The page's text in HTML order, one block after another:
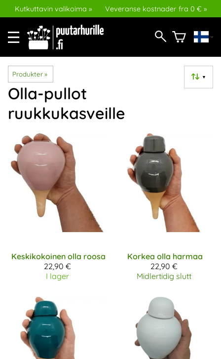
Kutkuttavin valikoima » Veveranse kostnader fra 0 € »
Produkter‪» ▼
Olla-pullot
ruukkukasveille
Keskikokoinen olla roosa
22,90 €
I lager
Korkea olla harmaa
22,90 €
Midlertidig slutt